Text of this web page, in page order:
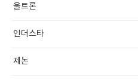
울트론
인더스타
제논